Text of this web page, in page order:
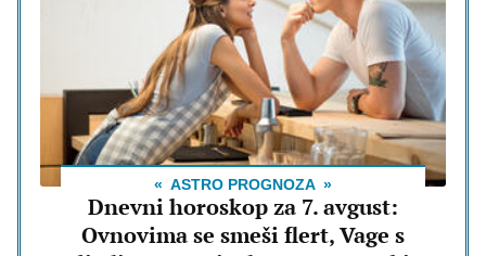
ASTRO PROGNOZA
Dnevni horoskop za 7. avgust:
Ovnovima se smeši flert, Vage s